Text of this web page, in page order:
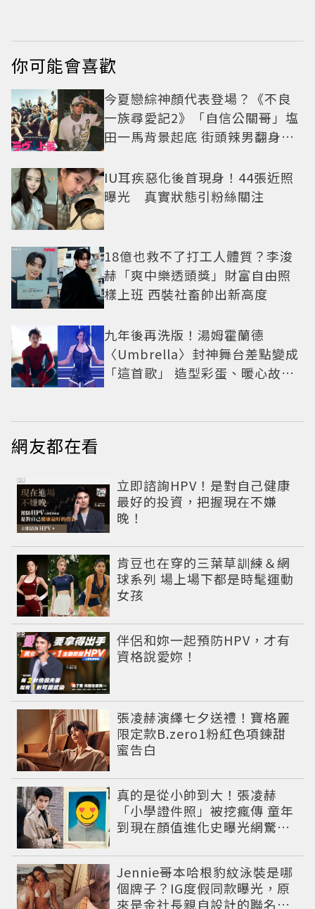
你可能會喜歡
今夏戀綜神顏代表登場？《不良
一族尋愛記2》「自信公關哥」塩
田一馬背景起底 街頭辣男翻身當
IU耳疾惡化後首現身！44張近照
曝光 真實狀態引粉絲關注
18億也救不了打工人體質？李浚
赫「爽中樂透頭獎」財富自由照
樣上班 西裝社畜帥出新高度
九年後再洗版！湯姆霍蘭德
〈Umbrella〉封神舞台差點變成
「這首歌」 造型彩蛋、暖心故事
網友都在看
立即諮詢HPV！是對自己健康
最好的投資，把握現在不嫌
晚！
PR
肯豆也在穿的三葉草訓練＆網
球系列 場上場下都是時髦運動
女孩
伴侶和妳一起預防HPV，才有
資格說愛妳！
PR
張凌赫演繹七夕送禮！寶格麗
限定款B.zero1粉紅色項鍊甜
蜜告白
真的是從小帥到大！張凌赫
「小學證件照」被挖瘋傳 童年
到現在顏值進化史曝光網驚：
Jennie哥本哈根豹紋泳裝是哪
個牌子？IG度假同款曝光，原
來是金社長親自設計的聯名系